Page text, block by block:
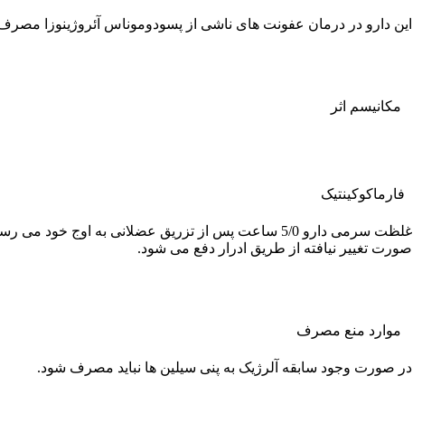
این دارو در درمان عفونت های ناشی از پسودوموناس آئروژینوزا
مکانیسم اثر
فارماکوکينتيک
صورت تغییر نیافته از طریق ادرار دفع می شود.
موارد منع مصرف
در صورت وجود سابقه آلرژیک به پنی سیلین ها نباید مصرف شود.